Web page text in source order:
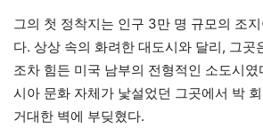
그의 첫 정착지는 인구 3만 명 규모의 조
다. 상상 속의 화려한 대도시와 달리, 그곳
조차 힘든 미국 남부의 전형적인 소도시
시아 문화 자체가 낯설었던 그곳에서 박
거대한 벽에 부딪혔다.